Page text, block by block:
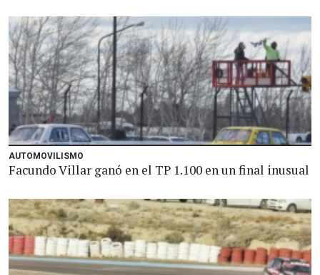
AUTOMOVILISMO
Facundo Villar ganó en el TP 1.100 en un final inusual